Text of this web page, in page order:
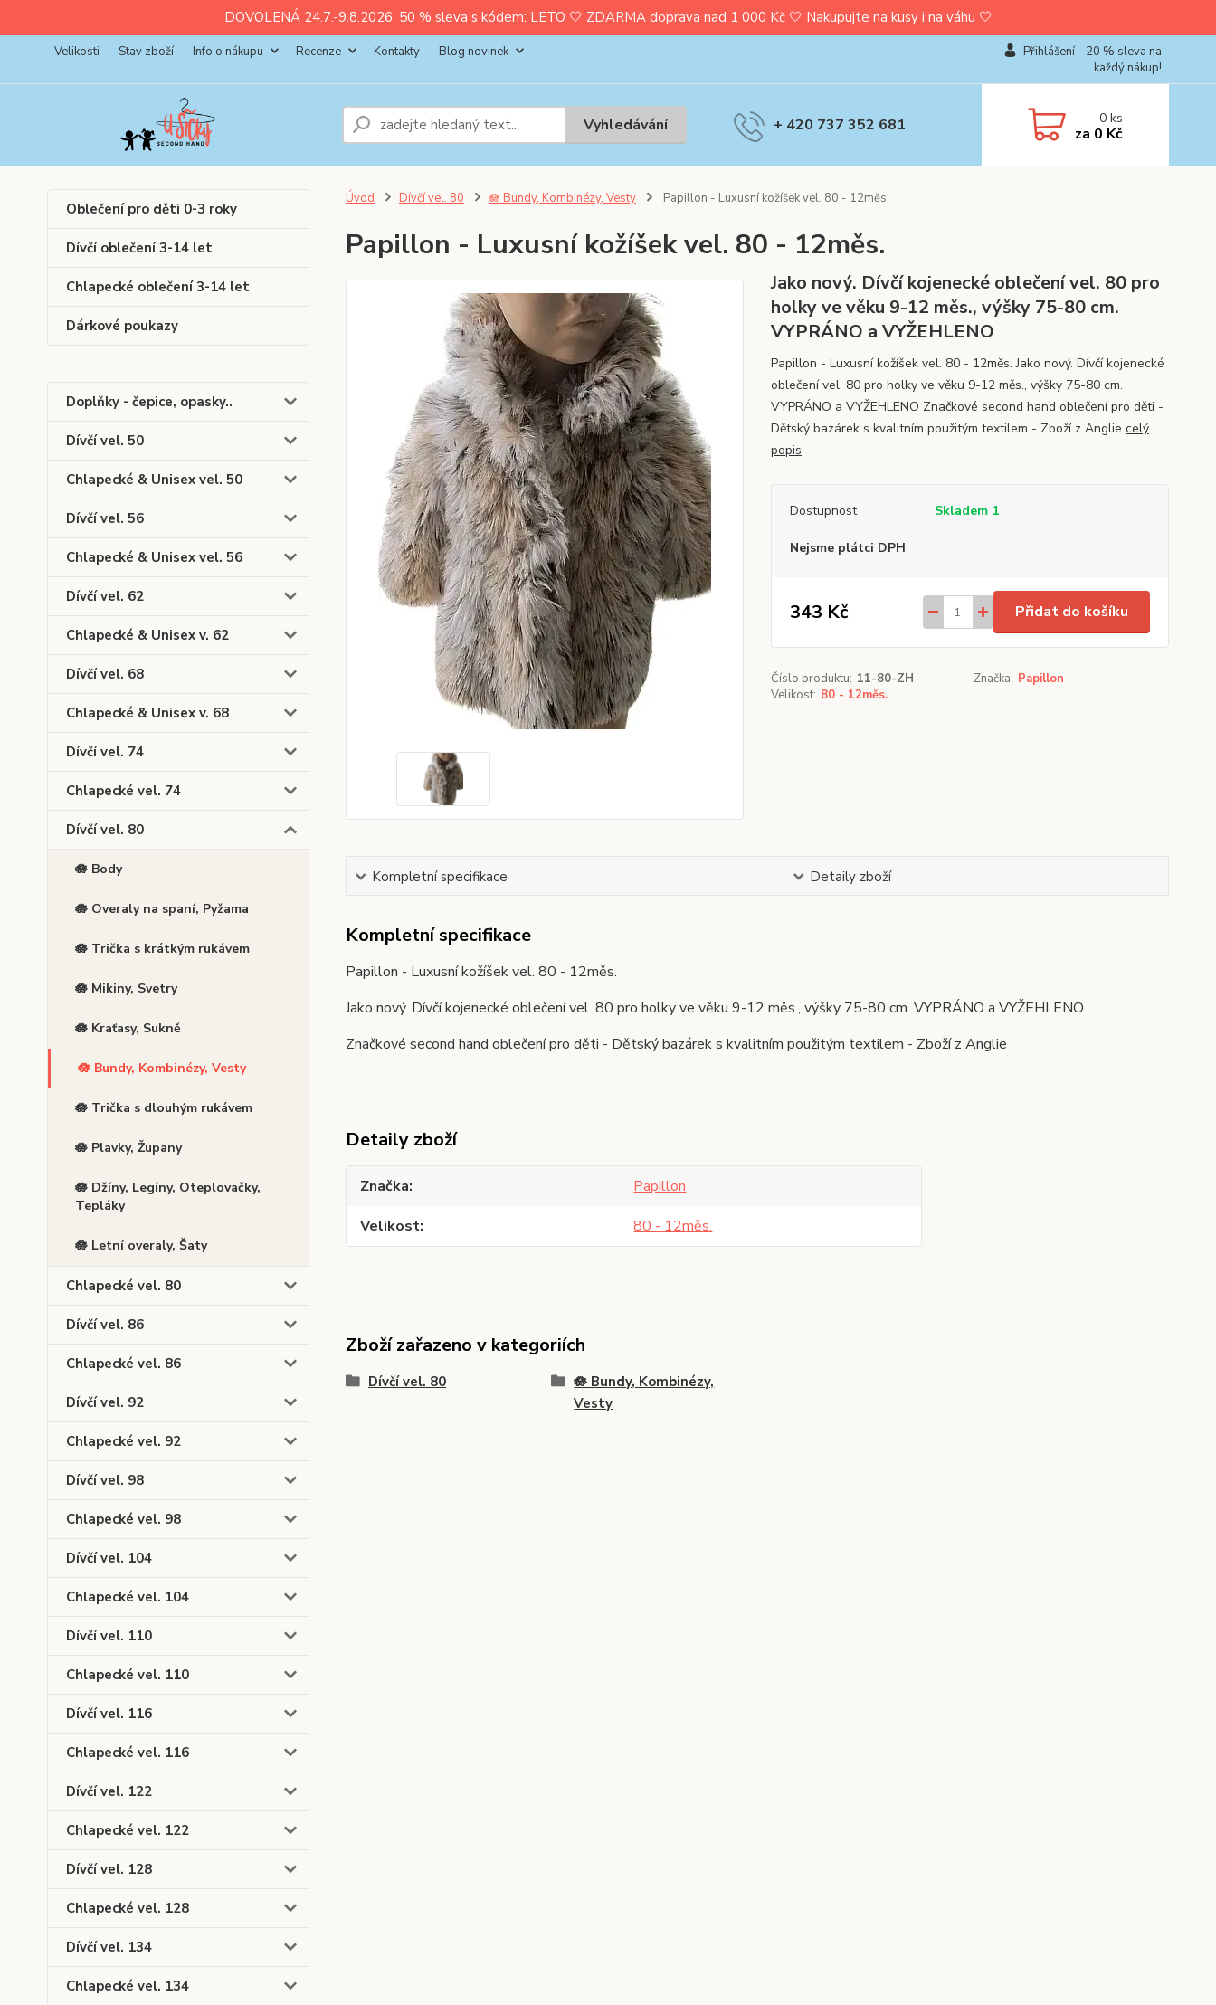
DOVOLENÁ 24.7.-9.8.2026. 50 % sleva s kódem: LETO 🤍 ZDARMA doprava nad 1 000 Kč 🤍 Nakupujte na kusy i na váhu 🤍
Velikosti Stav zboží Info o nákupu Recenze Kontakty Blog novinek
Přihlášení - 20 % sleva na
každý nákup!
Vyhledávání + 420 737 352 681 0ks
za 0 Kč
Oblečení pro děti 0-3 roky
Dívčí oblečení 3-14 let
Chlapecké oblečení 3-14 let
Dárkové poukazy
Doplňky - čepice, opasky..
Dívčí vel. 50
Chlapecké & Unisex vel. 50
Dívčí vel. 56
Chlapecké & Unisex vel. 56
Dívčí vel. 62
Chlapecké & Unisex v. 62
Dívčí vel. 68
Chlapecké & Unisex v. 68
Dívčí vel. 74
Chlapecké vel. 74
Dívčí vel. 80
🪷 Body
🪷 Overaly na spaní, Pyžama
🪷 Trička s krátkým rukávem
🪷 Mikiny, Svetry
🪷 Kraťasy, Sukně
🪷 Bundy, Kombinézy, Vesty
🪷 Trička s dlouhým rukávem
🪷 Plavky, Župany
🪷 Džíny, Legíny, Oteplovačky,
Tepláky
🪷 Letní overaly, Šaty
Chlapecké vel. 80
Dívčí vel. 86
Chlapecké vel. 86
Dívčí vel. 92
Chlapecké vel. 92
Dívčí vel. 98
Chlapecké vel. 98
Dívčí vel. 104
Chlapecké vel. 104
Dívčí vel. 110
Chlapecké vel. 110
Dívčí vel. 116
Chlapecké vel. 116
Dívčí vel. 122
Chlapecké vel. 122
Dívčí vel. 128
Chlapecké vel. 128
Dívčí vel. 134
Chlapecké vel. 134
Úvod Dívčí vel. 80 🪷 Bundy, Kombinézy, Vesty Papillon - Luxusní kožíšek vel. 80 - 12měs.
Papillon - Luxusní kožíšek vel. 80 - 12měs.
Jako nový. Dívčí kojenecké oblečení vel. 80 pro
holky ve věku 9-12 měs., výšky 75-80 cm.
VYPRÁNO a VYŽEHLENO
Papillon - Luxusní kožíšek vel. 80 - 12měs. Jako nový. Dívčí kojenecké
oblečení vel. 80 pro holky ve věku 9-12 měs., výšky 75-80 cm.
VYPRÁNO a VYŽEHLENO Značkové second hand oblečení pro děti -
Dětský bazárek s kvalitním použitým textilem - Zboží z Anglie celý
popis
Dostupnost Skladem 1
Nejsme plátci DPH
343 Kč Přidat do košíku
Číslo produktu: 11-80-ZH Značka: Papillon
Velikost: 80 - 12měs.
Kompletní specifikace Detaily zboží
Kompletní specifikace
Papillon - Luxusní kožíšek vel. 80 - 12měs.
Jako nový. Dívčí kojenecké oblečení vel. 80 pro holky ve věku 9-12 měs., výšky 75-80 cm. VYPRÁNO a VYŽEHLENO
Značkové second hand oblečení pro děti - Dětský bazárek s kvalitním použitým textilem - Zboží z Anglie
Detaily zboží
Značka
Papillon
Velikost
80 - 12měs.
Zboží zařazeno v kategoriích
Dívčí vel. 80
🪷 Bundy, Kombinézy,
Vesty